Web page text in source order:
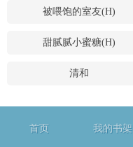
被喂饱的室友(H)
甜腻腻小蜜糖(H)
清和
首页 我的书架